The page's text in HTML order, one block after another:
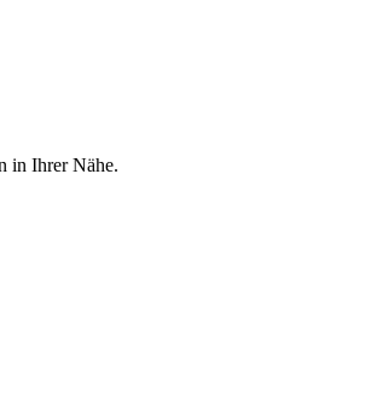
in Ihrer Nähe.